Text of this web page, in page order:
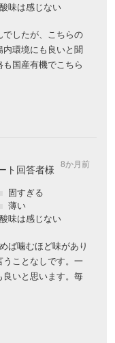
酸味は感じない
したが、こちらの
環境にも良いと聞
国産有機でこちら
ト回答者様 8か月前
固すぎる
薄い
酸味は感じない
ば噛むほど味があり
うことなしです。一
いと思います。毎